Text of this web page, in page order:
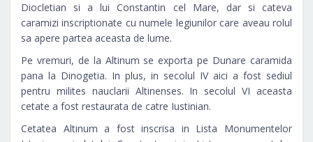
Diocletian si a lui Constantin cel Mare, dar si cateva
caramizi inscriptionate cu numele legiunilor care aveau rolul
sa apere partea aceasta de lume.
Pe vremuri, de la Altinum se exporta pe Dunare caramida
pana la Dinogetia. In plus, in secolul IV aici a fost sediul
pentru milites nauclarii Altinenses. In secolul VI aceasta
cetate a fost restaurata de catre Iustinian.
Cetatea Altinum a fost inscrisa in Lista Monumentelor